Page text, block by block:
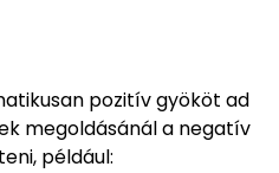
pozitív gyököt ad
megoldásánál a negatív
például: